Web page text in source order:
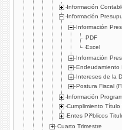
Información
Información
Información
PDF
Excel
Información
Endeudamiento
Intereses de la
Postura Fiscal
Información
Cumplimiento Tí­tulo
Entes Píºblicos
Cuarto Trimestre